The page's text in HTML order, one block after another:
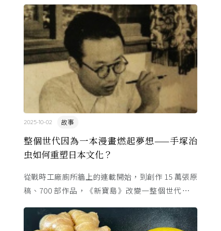
整個世代因為一本漫畫燃起夢想——手塚治
虫如何重塑日本文化？
故事
2025-10-02
從戰時工廠廁所牆上的連載開始，到創作 15 萬張原
稿、700 部作品，《新寶島》改變一整個世代的命
改寫日本的文化 ...